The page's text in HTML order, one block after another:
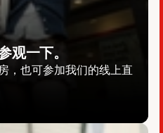
观一下。
，也可参加我们的线上直